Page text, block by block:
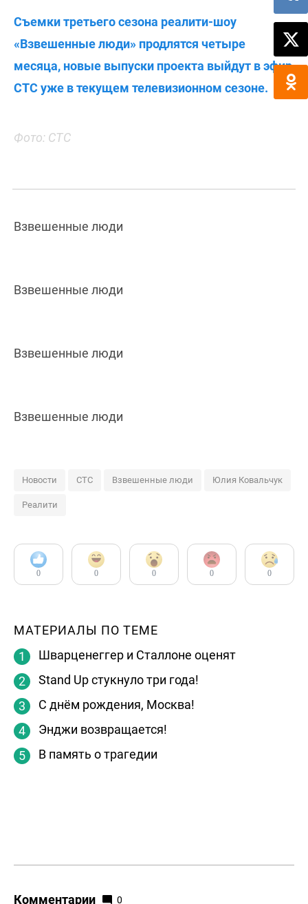
Съемки третьего сезона реалити-шоу
«Взвешенные люди» продлятся четыре
месяца, новые выпуски проекта выйдут в эфир
СТС уже в текущем телевизионном сезоне.
Фото: СТС
Взвешенные люди
Взвешенные люди
Взвешенные люди
Взвешенные люди
Новости СТС Взвешенные люди Юлия Ковальчук
Реалити
0 0 0 0 0
МАТЕРИАЛЫ ПО ТЕМЕ
Шварценеггер и Сталлоне оценят
Stand Up стукнуло три года!
С днём рождения, Москва!
Энджи возвращается!
В память о трагедии
Комментарии 0